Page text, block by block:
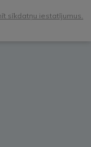
sīkdatņu iestatījumus.